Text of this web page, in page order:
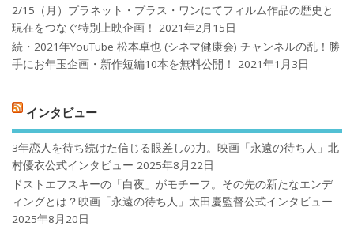
2/15（月）プラネット・プラス・ワンにてフィルム作品の歴史と
現在をつなぐ特別上映企画！
2021年2月15日
続・2021年YouTube 松本卓也 (シネマ健康会) チャンネルの乱！勝
手にお年玉企画・新作短編10本を無料公開！
2021年1月3日
インタビュー
3年恋人を待ち続けた信じる眼差しの力。映画「永遠の待ち人」北
村優衣公式インタビュー 2025年8月22日
ドストエフスキーの「白夜」がモチーフ。その先の新たなエンデ
ィングとは？映画「永遠の待ち人」太田慶監督公式インタビュー
2025年8月20日